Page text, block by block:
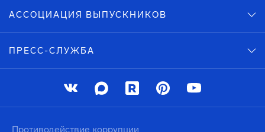
АССОЦИАЦИЯ ВЫПУСКНИКОВ
ПРЕСС-СЛУЖБА
Противодействие коррупции